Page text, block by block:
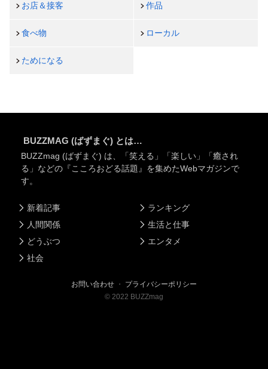
お店＆接客 作品
食べ物 ローカル
ためになる
BUZZMAG (ばずまぐ) とは…
BUZZmag (ばずまぐ) は、「笑える」「楽しい」「癒され
る」などの『こころおどる話題』を集めたWebマガジンで
す。
新着記事
人間関係
どうぶつ
社会
ランキング
生活と仕事
エンタメ
お問い合わせ ・ プライバシーポリシー
© 2022 BUZZmag